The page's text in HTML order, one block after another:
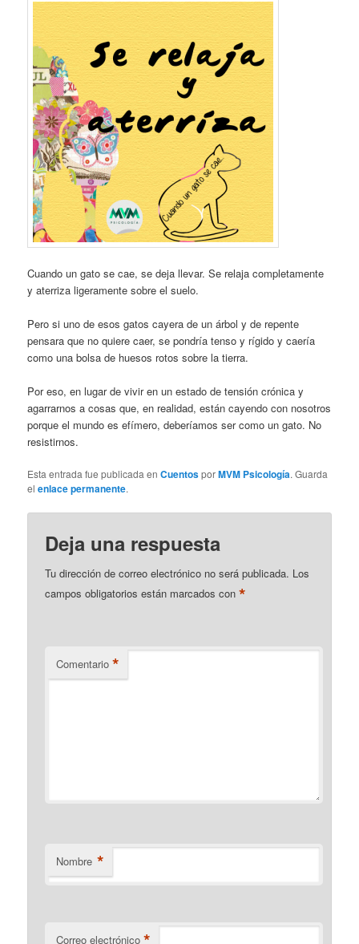
Cuando un gato se cae, se deja llevar. Se relaja completamente
y aterriza ligeramente sobre el suelo.
Pero si uno de esos gatos cayera de un árbol y de repente
pensara que no quiere caer, se pondría tenso y rígido y caería
como una bolsa de huesos rotos sobre la tierra.
Por eso, en lugar de vivir en un estado de tensión crónica y
agarrarnos a cosas que, en realidad, están cayendo con nosotros
porque el mundo es efímero, deberíamos ser como un gato. No
resistirnos.
Esta entrada fue publicada enCuentosporMVM Psicología. Guarda
elenlace permanente.
Deja una respuesta
Tu dirección de correo electrónico no será publicada. Los
campos obligatorios están marcados con*
Comentario *
Nombre *
Correo electrónico